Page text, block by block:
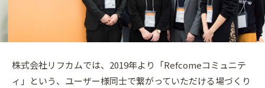
株式会社リフカムでは、2019年より「Refcomeコミュニテ
ィ」という、ユーザー様同士で繋がっていただける場づくり